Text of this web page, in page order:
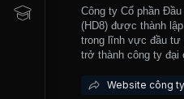
Công ty Cổ phần
(HD8) được thành
trong lĩnh vực đầu tư
trở thành công ty đại
kinh doanh bất
Website công ty